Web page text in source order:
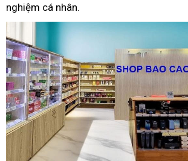
nghiệm cá nhân.